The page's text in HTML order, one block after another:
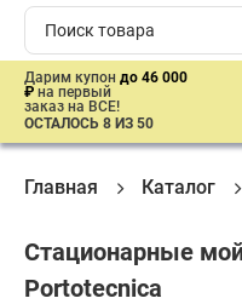
Дарим купон до 46 000
₽ на первый
заказ на ВСЕ!
ОСТАЛОСЬ 8 ИЗ 50
Главная Каталог
Стационарные
Portotecnica